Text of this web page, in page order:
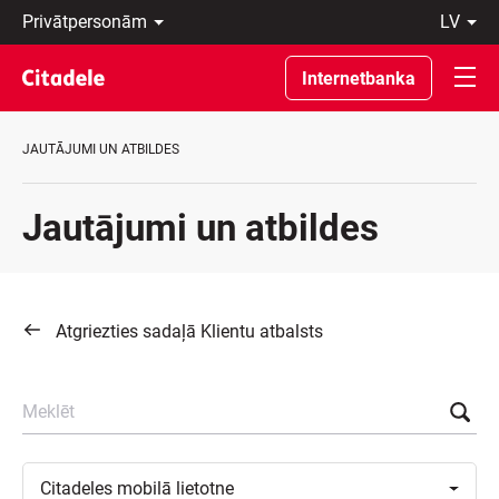
Privātpersonām
Uzņēmumiem
Private
Banking
Par
C
lv
Latviski
По-
русски
In
Internetbanka
JAUTĀJUMI UN ATBILDES
Jautājumi un atbildes
Atgriezties sadaļā Klientu atbalsts
Meklēt
Citadeles mobilā lietotne